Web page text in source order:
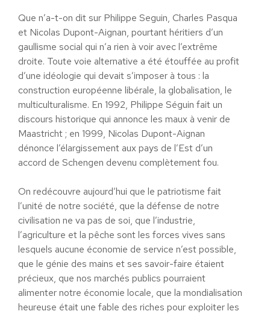
Que n’a-t-on dit sur Philippe Seguin, Charles Pasqua
et Nicolas Dupont-Aignan, pourtant héritiers d’un
gaullisme social qui n’a rien à voir avec l’extrême
droite. Toute voie alternative a été étouffée au profit
d’une idéologie qui devait s’imposer à tous : la
construction européenne libérale, la globalisation, le
multiculturalisme. En 1992, Philippe Séguin fait un
discours historique qui annonce les maux à venir de
Maastricht ; en 1999, Nicolas Dupont-Aignan
dénonce l’élargissement aux pays de l’Est d’un
accord de Schengen devenu complètement fou.
On redécouvre aujourd’hui que le patriotisme fait
l’unité de notre société, que la défense de notre
civilisation ne va pas de soi, que l’industrie,
l’agriculture et la pêche sont les forces vives sans
lesquels aucune économie de service n’est possible,
que le génie des mains et ses savoir-faire étaient
précieux, que nos marchés publics pourraient
alimenter notre économie locale, que la mondialisation
heureuse était une fable des riches pour exploiter les